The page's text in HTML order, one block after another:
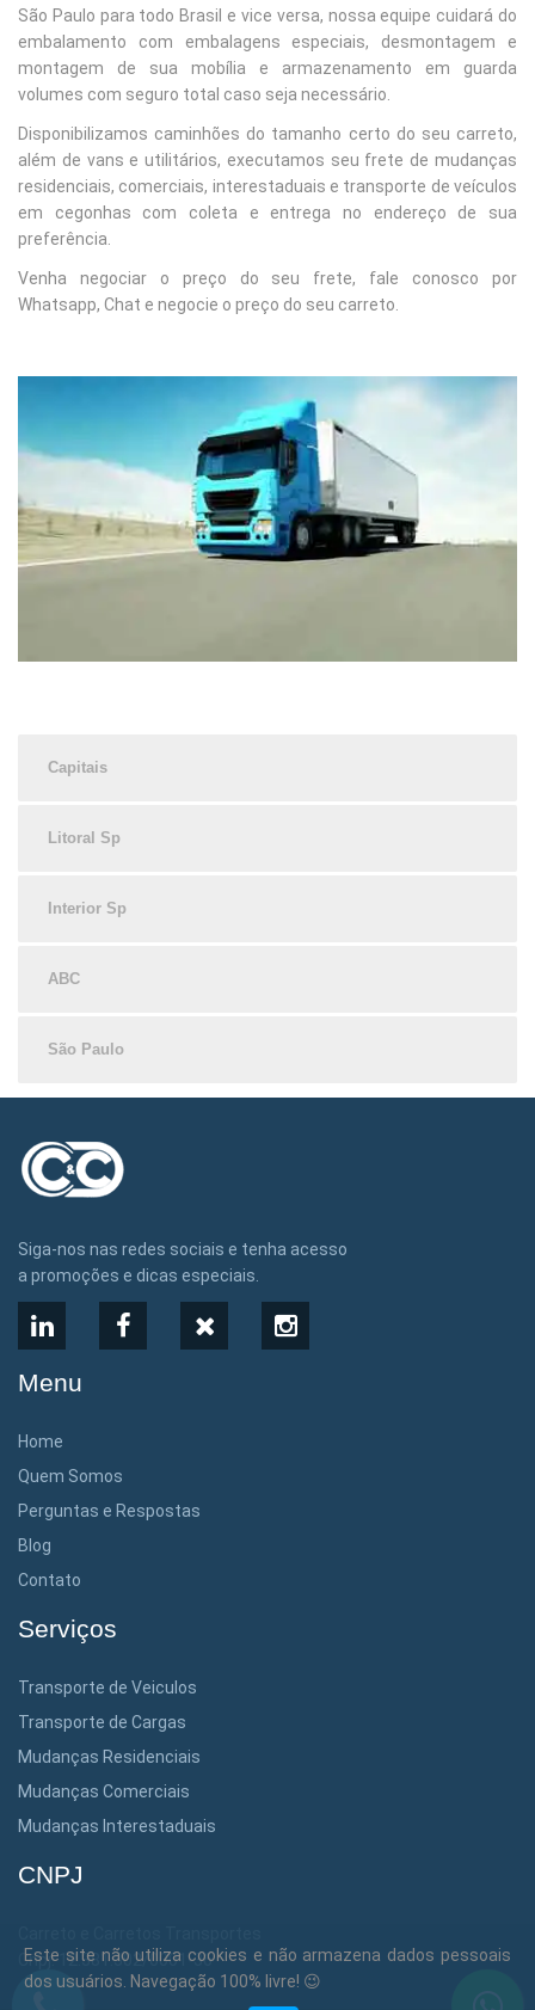
São Paulo para todo Brasil e vice versa, nossa equipe cuidará do
embalamento com embalagens especiais, desmontagem e
montagem de sua mobília e armazenamento em guarda
volumes com seguro total caso seja necessário.
Disponibilizamos caminhões do tamanho certo do seu carreto,
além de vans e utilitários, executamos seu frete de mudanças
residenciais, comerciais, interestaduais e transporte de veículos
em cegonhas com coleta e entrega no endereço de sua
preferência.
Venha negociar o preço do seu frete, fale conosco por
Whatsapp, Chat e negocie o preço do seu carreto.
Capitais
Litoral Sp
Interior Sp
ABC
São Paulo
Siga-nos nas redes sociais e tenha acesso
a promoções e dicas especiais.
LinkedInFacebook Instagram
Menu
Home
Quem Somos
Perguntas e Respostas
Blog
Contato
Serviços
Transporte de Veiculos
Transporte de Cargas
Mudanças Residenciais
Mudanças Comerciais
Mudanças Interestaduais
CNPJ
Cnpj: 12.381.302/0001-36
Este site não utiliza cookies e não armazena dados pessoais
dos usuários. Navegação 100% livre! 😉